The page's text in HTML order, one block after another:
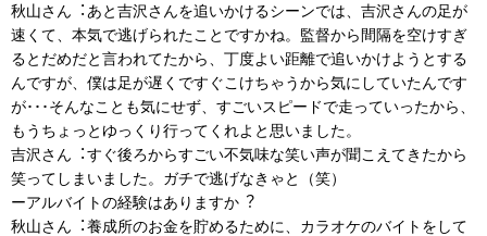
秋山さん︓あと吉沢さんを追いかけるシーンでは、吉沢さんの足が
速くて、本気で逃げられたことですかね。監督から間隔を空けすぎ
るとだめだと言われてたから、丁度よい距離で追いかけようとする
んですが、僕は足が遅くですぐこけちゃうから気にしていたんです
が･･･そんなことも気にせず、すごいスピードで走っていったから、
もうちょっとゆっくり行ってくれよと思いました。
吉沢さん︓すぐ後ろからすごい不気味な笑い声が聞こえてきたから
笑ってしまいました。ガチで逃げなきゃと（笑）
ーアルバイトの経験はありますか︖
秋山さん︓養成所のお金を貯めるために、カラオケのバイトをして